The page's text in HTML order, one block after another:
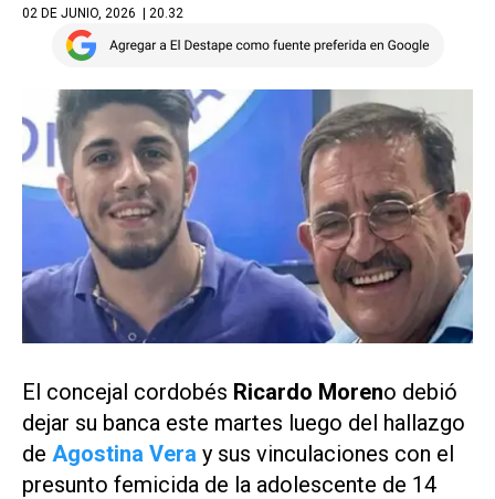
02 DE JUNIO, 2026 | 20.32
El concejal cordobés Ricardo Moreno debió
dejar su banca este martes luego del hallazgo
de Agostina Vera y sus vinculaciones con el
presunto femicida de la adolescente de 14